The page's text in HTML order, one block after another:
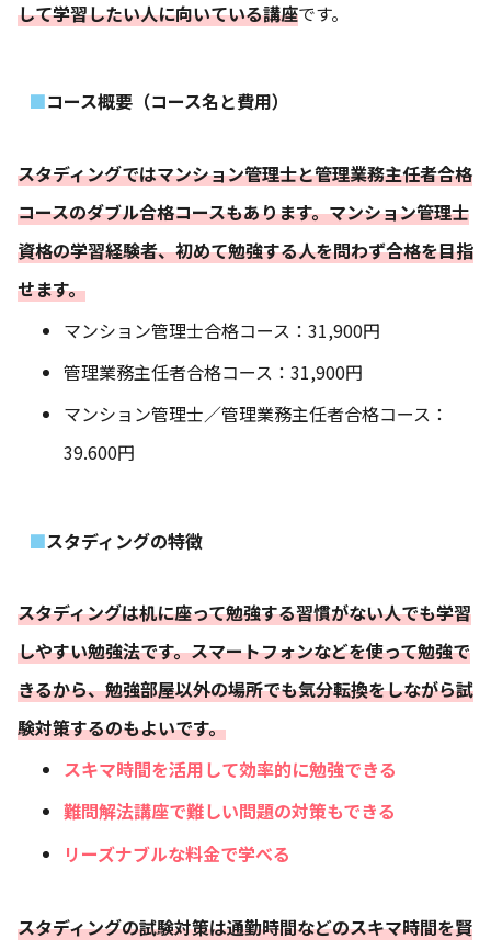
して学習したい人に向いている講座です。
コース概要（コース名と費用）
スタディングではマンション管理士と管理業務主任者合格
コースのダブル合格コースもあります。マンション管理士
資格の学習経験者、初めて勉強する人を問わず合格を目指
せます。
マンション管理士合格コース：31,900円
管理業務主任者合格コース：31,900円
マンション管理士／管理業務主任者合格コース：
39.600円
スタディングの特徴
スタディングは机に座って勉強する習慣がない人でも学習
しやすい勉強法です。スマートフォンなどを使って勉強で
きるから、勉強部屋以外の場所でも気分転換をしながら試
験対策するのもよいです。
スキマ時間を活用して効率的に勉強できる
難問解法講座で難しい問題の対策もできる
リーズナブルな料金で学べる
スタディングの試験対策は通勤時間などのスキマ時間を賢